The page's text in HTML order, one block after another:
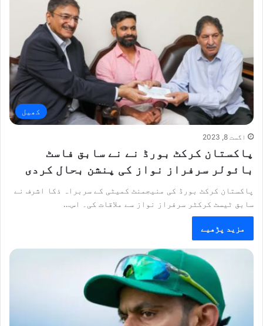
کھیل
اگست 8, 2023
پاکستان کرکٹ بورڈ نے نے سابق فاسٹ
بائولر سرفراز نواز کی پنشن بحال کردی
پاکستان کرکٹ بورڈ کی منیجمنٹ کمیٹی کے سربراہ ذکا اشرف نے
سابق ٹیسٹ کرکٹر سرفراز نواز سے ملاقات کی۔ اس…
مزید پڑھیے